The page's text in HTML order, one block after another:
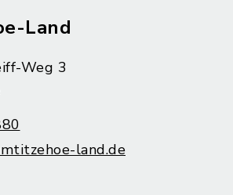
Land
Weg 3
land.de